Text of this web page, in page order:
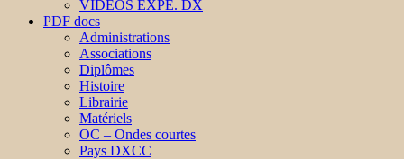
VIDEOS EXPE. DX
PDF docs
Administrations
Associations
Diplômes
Histoire
Librairie
Matériels
OC – Ondes courtes
Pays DXCC